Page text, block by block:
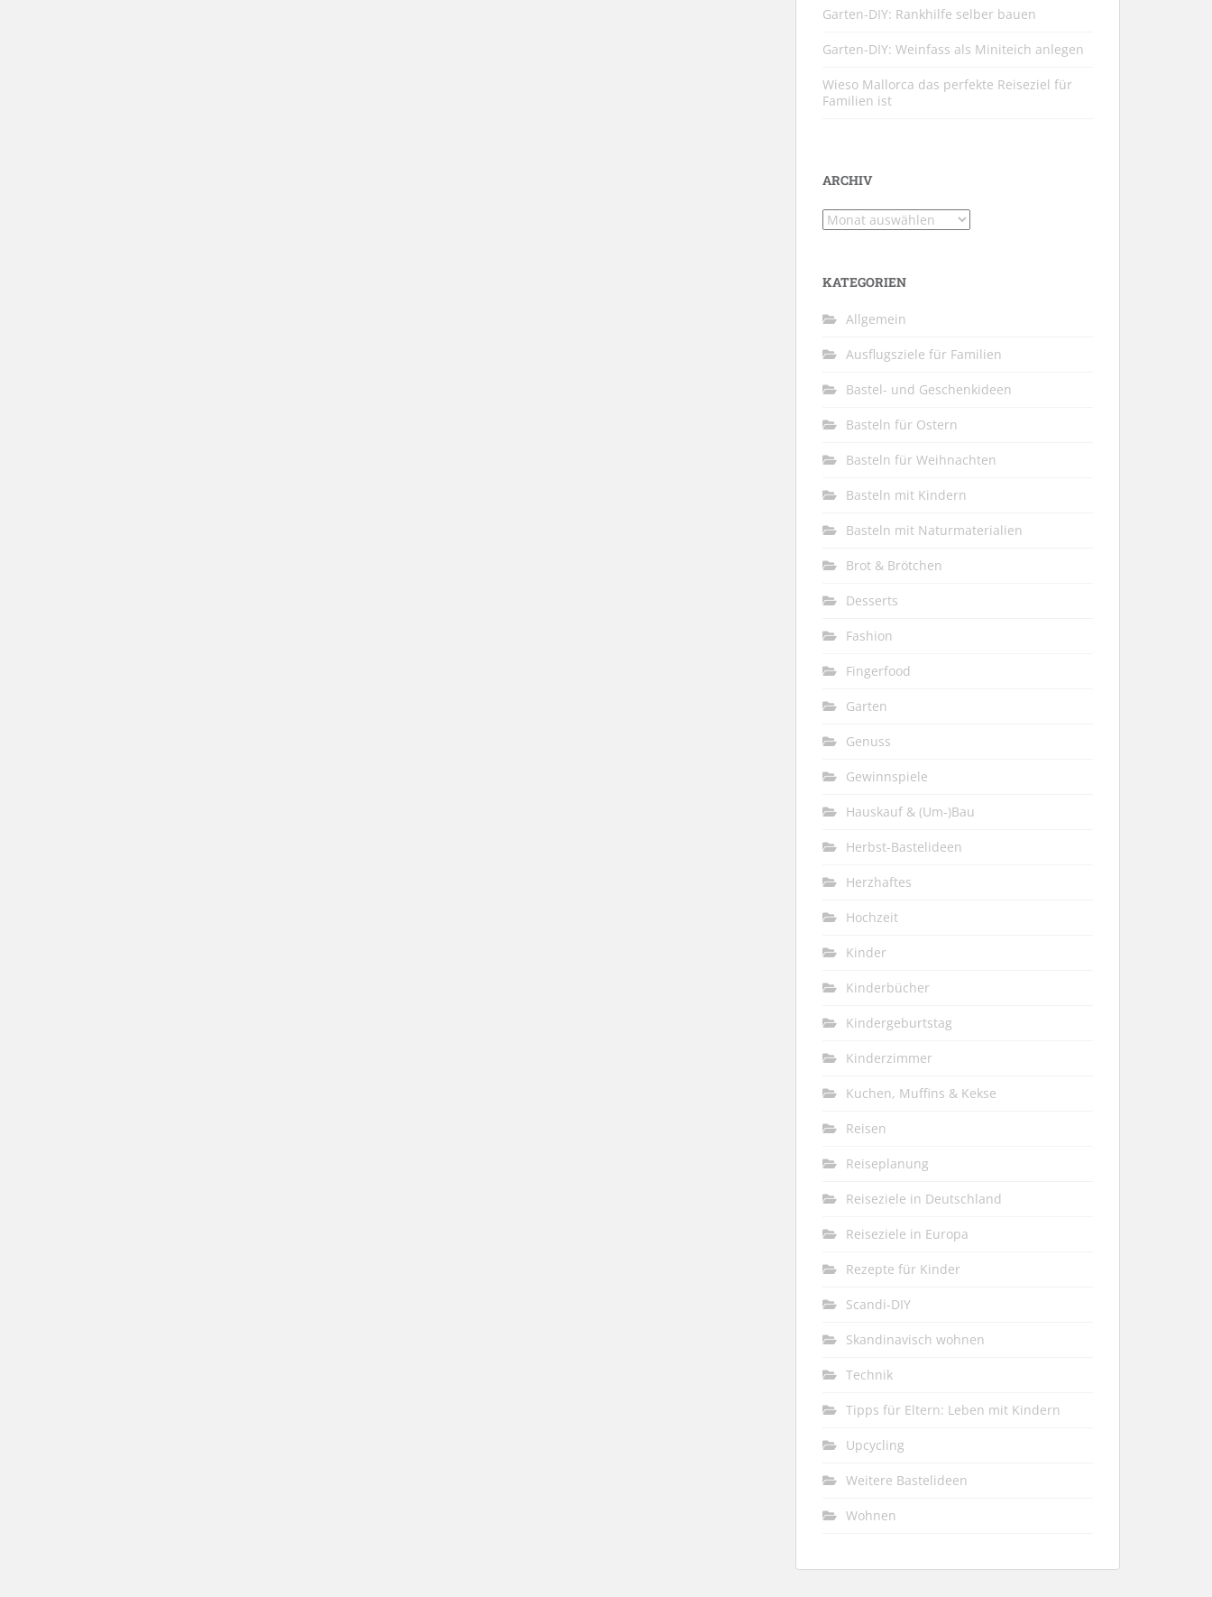
Garten-DIY: Rankhilfe selber bauen
Garten-DIY: Weinfass als Miniteich anlegen
Wieso Mallorca das perfekte Reiseziel für
Familien ist
ARCHIV
Archiv
KATEGORIEN
Allgemein
Ausflugsziele für Familien
Bastel- und Geschenkideen
Basteln für Ostern
Basteln für Weihnachten
Basteln mit Kindern
Basteln mit Naturmaterialien
Brot & Brötchen
Desserts
Fashion
Fingerfood
Garten
Genuss
Gewinnspiele
Hauskauf & (Um-)Bau
Herbst-Bastelideen
Herzhaftes
Hochzeit
Kinder
Kinderbücher
Kindergeburtstag
Kinderzimmer
Kuchen, Muffins & Kekse
Reisen
Reiseplanung
Reiseziele in Deutschland
Reiseziele in Europa
Rezepte für Kinder
Scandi-DIY
Skandinavisch wohnen
Technik
Tipps für Eltern: Leben mit Kindern
Upcycling
Weitere Bastelideen
Wohnen